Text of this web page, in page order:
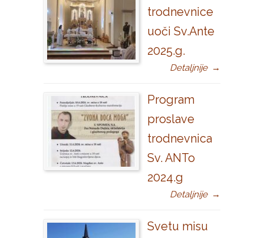
trodnevnice
uoči Sv.Ante
2025.g.
Detaljnije →
Program
proslave
trodnevnica
Sv. ANTo
2024.g
Detaljnije →
Svetu misu